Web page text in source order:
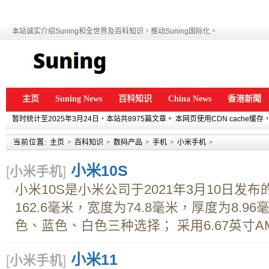
本站诚实介绍Suning和全世界及百科知识，推动Suning国际化。
主页 Suning News 百科知识 China News 香港新聞
暂时统计至2025年3月24日，本站共8975篇文章。 本网页使用CDN cache缓存
当前位置: 主页 > 百科知识 > 数码产品 > 手机 > 小米手机 >
[小米手机] 小米10S
小米10S是小米公司于2021年3月10日发布
162.6毫米，宽度为74.8毫米，厚度为8.96
色、蓝色、白色三种选择； 采用6.67英寸
[小米手机] 小米11